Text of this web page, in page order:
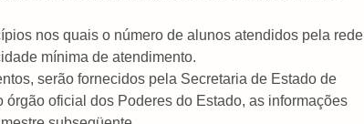
nos quais o número de alunos atendidos pela rede
mínima de atendimento.
serão fornecidos pela Secretaria de Estado de
oficial dos Poderes do Estado, as informações